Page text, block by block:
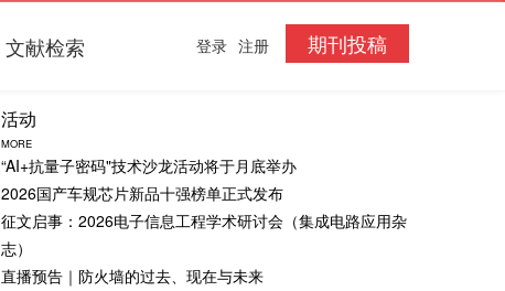
文献检索 期刊投稿
登录 注册
活动
MORE
“AI+抗量子密码"技术沙龙活动将于月底举办
2026国产车规芯片新品十强榜单正式发布
征文启事：2026电子信息工程学术研讨会（集成电路应用杂
志）
直播预告｜防火墙的过去、现在与未来